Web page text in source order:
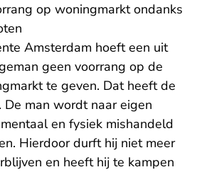
op woningmarkt ondanks
Amsterdam hoeft een uit
geen voorrang op de
te geven. Dat heeft de
man wordt naar eigen
en fysiek mishandeld
Hierdoor durft hij niet meer
en heeft hij te kampen